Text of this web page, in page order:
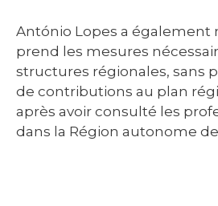
António Lopes a également
prend les mesures
structures régionales, sans
de contributions au plan
après avoir consulté les
dans la Région autonome